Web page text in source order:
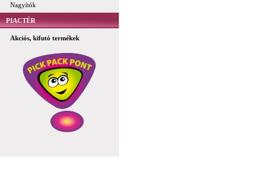
Nagyítók
PIACTÉR
Akciós, kifutó termékek